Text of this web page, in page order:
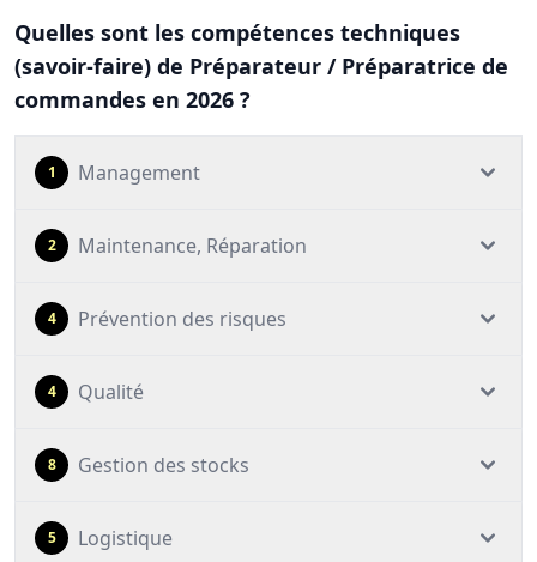
Quelles sont les compétences techniques
(savoir-faire) de Préparateur / Préparatrice de
commandes en 2026 ?
1 Management
2 Maintenance, Réparation
4 Prévention des risques
4 Qualité
8 Gestion des stocks
5 Logistique